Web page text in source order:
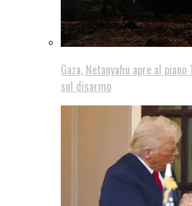
Gaza, Netanyahu apre al
sul disarmo